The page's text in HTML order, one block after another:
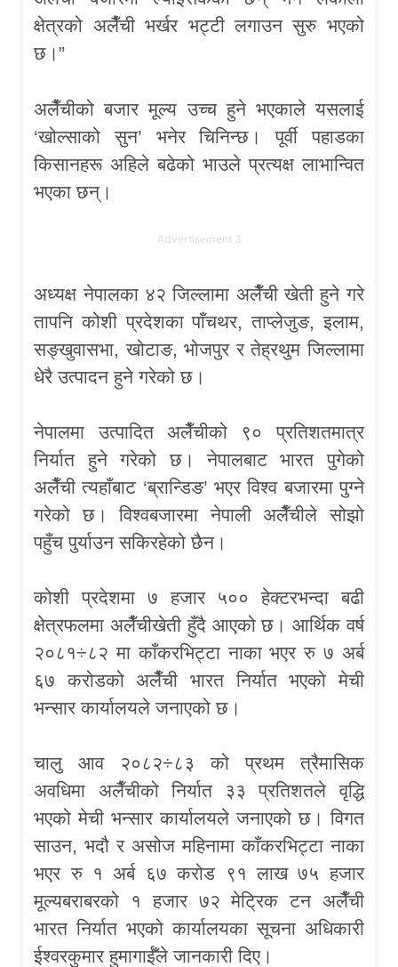
क्षेत्रको अलैँची भर्खर भट्टी लगाउन सुरु भएको
छ।”
अलैँचीको बजार मूल्य उच्च हुने भएकाले यसलाई
‘खोल्साको सुन’ भनेर चिनिन्छ। पूर्वी पहाडका
किसानहरू अहिले बढेको भाउले प्रत्यक्ष लाभान्वित
भएका छन्।
Advertisement 3
अध्यक्ष नेपालका ४२ जिल्लामा अलैँची खेती हुने गरे
तापनि कोशी प्रदेशका पाँचथर, ताप्लेजुङ, इलाम,
सङ्खुवासभा, खोटाङ, भोजपुर र तेह्रथुम जिल्लामा
धेरै उत्पादन हुने गरेको छ।
नेपालमा उत्पादित अलैँचीको ९० प्रतिशतमात्र
निर्यात हुने गरेको छ। नेपालबाट भारत पुगेको
अलैँची त्यहाँबाट ‘ब्रान्डिङ’ भएर विश्व बजारमा पुग्ने
गरेको छ। विश्वबजारमा नेपाली अलैँचीले सोझो
पहुँच पुर्याउन सकिरहेको छैन।
कोशी प्रदेशमा ७ हजार ५०० हेक्टरभन्दा बढी
क्षेत्रफलमा अलैँचीखेती हुँदै आएको छ। आर्थिक वर्ष
२०८१÷८२ मा काँकरभिट्टा नाका भएर रु ७ अर्ब
६७ करोडको अलैँची भारत निर्यात भएको मेची
भन्सार कार्यालयले जनाएको छ।
चालु आव २०८२÷८३ को प्रथम त्रैमासिक
अवधिमा अलैँचीको निर्यात ३३ प्रतिशतले वृद्धि
भएको मेची भन्सार कार्यालयले जनाएको छ। विगत
साउन, भदौ र असोज महिनामा काँकरभिट्टा नाका
भएर रु १ अर्ब ६७ करोड ९१ लाख ७५ हजार
मूल्यबराबरको १ हजार ७२ मेट्रिक टन अलैँची
भारत निर्यात भएको कार्यालयका सूचना अधिकारी
ईश्वरकुमार हुमागाईँले जानकारी दिए।